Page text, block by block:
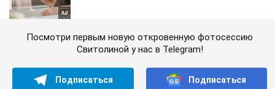
Посмотри первым новую откровенную фотосессию
Свитолиной у нас в Telegram!
Подписаться Подписаться